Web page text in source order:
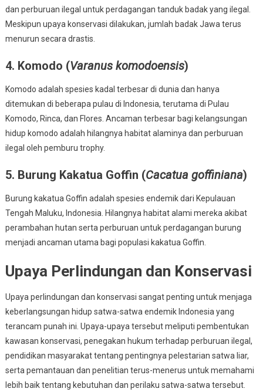
dan perburuan ilegal untuk perdagangan tanduk badak yang ilegal.
Meskipun upaya konservasi dilakukan, jumlah badak Jawa terus
menurun secara drastis.
4. Komodo (Varanus komodoensis)
Komodo adalah spesies kadal terbesar di dunia dan hanya
ditemukan di beberapa pulau di Indonesia, terutama di Pulau
Komodo, Rinca, dan Flores. Ancaman terbesar bagi kelangsungan
hidup komodo adalah hilangnya habitat alaminya dan perburuan
ilegal oleh pemburu trophy.
5. Burung Kakatua Goffin (Cacatua goffiniana)
Burung kakatua Goffin adalah spesies endemik dari Kepulauan
Tengah Maluku, Indonesia. Hilangnya habitat alami mereka akibat
perambahan hutan serta perburuan untuk perdagangan burung
menjadi ancaman utama bagi populasi kakatua Goffin.
Upaya Perlindungan dan Konservasi
Upaya perlindungan dan konservasi sangat penting untuk menjaga
keberlangsungan hidup satwa-satwa endemik Indonesia yang
terancam punah ini. Upaya-upaya tersebut meliputi pembentukan
kawasan konservasi, penegakan hukum terhadap perburuan ilegal,
pendidikan masyarakat tentang pentingnya pelestarian satwa liar,
serta pemantauan dan penelitian terus-menerus untuk memahami
lebih baik tentang kebutuhan dan perilaku satwa-satwa tersebut.